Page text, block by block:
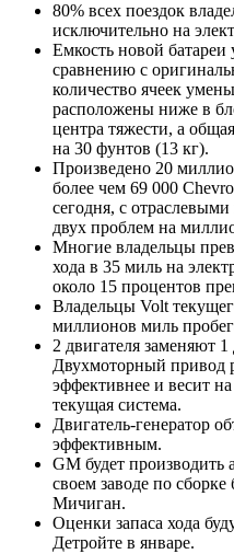
80% всех поездок
исключительно на
Емкость новой батареи
сравнению с
количество ячеек
расположены ниже в
центра тяжести, а
на 30 фунтов (13 кг).
Произведено 20
более чем 69 000
сегодня, с отраслевыми
двух проблем на
Многие владельцы
хода в 35 миль на
около 15 процентов
Владельцы Volt
миллионов миль
2 двигателя заменяют 1
Двухмоторный привод
эффективнее и весит
текущая система.
Двигатель-генератор
эффективным.
GM будет
своем заводе по сборке
Мичиган.
Оценки запаса хода
Детройте в январе.